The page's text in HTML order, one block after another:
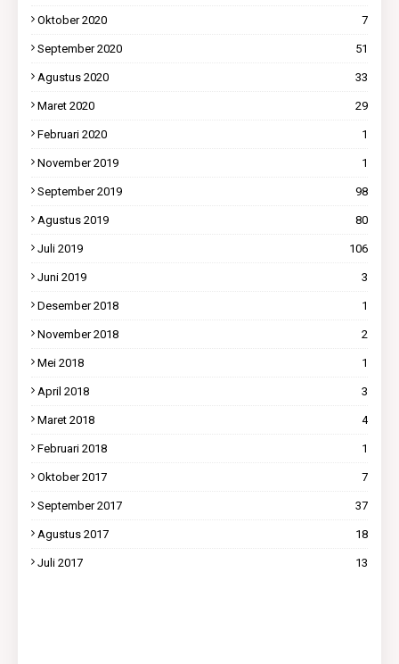
Oktober 2020 7
September 2020 51
Agustus 2020 33
Maret 2020 29
Februari 2020 1
November 2019 1
September 2019 98
Agustus 2019 80
Juli 2019 106
Juni 2019 3
Desember 2018 1
November 2018 2
Mei 2018 1
April 2018 3
Maret 2018 4
Februari 2018 1
Oktober 2017 7
September 2017 37
Agustus 2017 18
Juli 2017 13